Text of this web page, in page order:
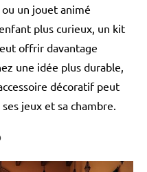
un jouet animé
plus curieux, un kit
offrir davantage
une idée plus durable,
décoratif peut
jeux et sa chambre.